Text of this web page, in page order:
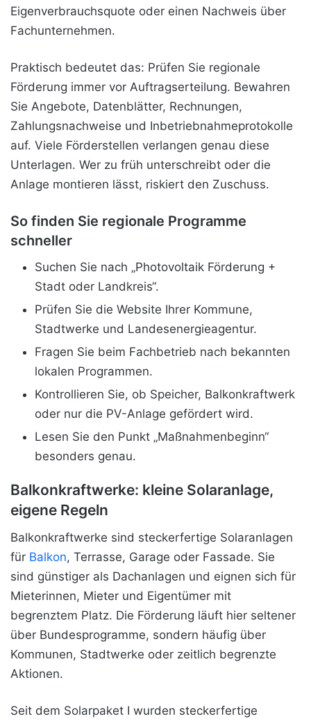
Eigenverbrauchsquote oder einen Nachweis über
Fachunternehmen.
Praktisch bedeutet das: Prüfen Sie regionale
Förderung immer vor Auftragserteilung. Bewahren
Sie Angebote, Datenblätter, Rechnungen,
Zahlungsnachweise und Inbetriebnahmeprotokolle
auf. Viele Förderstellen verlangen genau diese
Unterlagen. Wer zu früh unterschreibt oder die
Anlage montieren lässt, riskiert den Zuschuss.
So finden Sie regionale Programme
schneller
Suchen Sie nach „Photovoltaik Förderung +
Stadt oder Landkreis“.
Prüfen Sie die Website Ihrer Kommune,
Stadtwerke und Landesenergieagentur.
Fragen Sie beim Fachbetrieb nach bekannten
lokalen Programmen.
Kontrollieren Sie, ob Speicher, Balkonkraftwerk
oder nur die PV-Anlage gefördert wird.
Lesen Sie den Punkt „Maßnahmenbeginn“
besonders genau.
Balkonkraftwerke: kleine Solaranlage,
eigene Regeln
Balkonkraftwerke sind steckerfertige Solaranlagen
für Balkon, Terrasse, Garage oder Fassade. Sie
sind günstiger als Dachanlagen und eignen sich für
Mieterinnen, Mieter und Eigentümer mit
begrenztem Platz. Die Förderung läuft hier seltener
über Bundesprogramme, sondern häufig über
Kommunen, Stadtwerke oder zeitlich begrenzte
Aktionen.
Seit dem Solarpaket I wurden steckerfertige